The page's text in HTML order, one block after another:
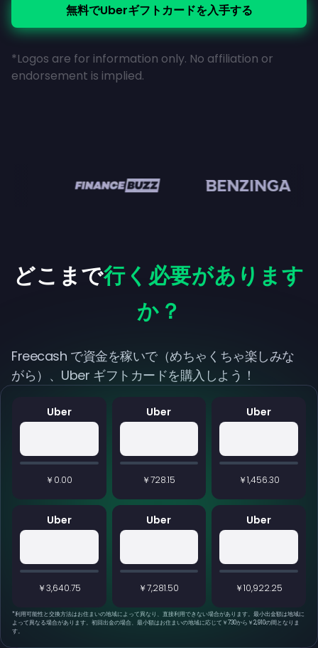
無料でUberギフトカードを入手する
*Logos are for information only. No affiliation or
endorsement is implied.
Uber
￥0.00
Uber
￥728.15
Uber
￥1,456.30
Uber
￥3,640.75
Uber
￥7,281.50
Uber
￥10,922.25
*利用可能性と交換方法はお住まいの地域によって異なり、直接利用できない場合があります。最小出金額は地域に
よって異なる場合があります。初回出金の場合、最小額はお住まいの地域に応じて￥730から￥2,910の間となりま
す。
どこまで行く必要があります
か？
Freecash で資金を稼いで（めちゃくちゃ楽しみな
がら）、Uber ギフトカードを購入しよう！